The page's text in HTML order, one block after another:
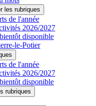
de l'année
2026/2027
disponible
le-Potier
de l'année
2026/2027
disponible